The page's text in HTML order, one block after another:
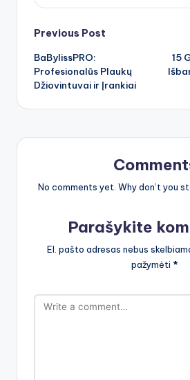
Post
navigation
Previous Post
BaBylissPRO:
Profesionalūs Plaukų
Džiovintuvai ir Įrankiai
15
No comments yet. Why don’t you
Parašykite
El. pašto adresas nebus
pažymėti *